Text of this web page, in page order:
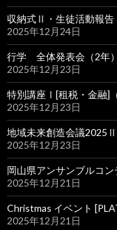
収納式Ⅱ・生徒活動報告
2025年12月24日
行学 全体発表会（2年）
2025年12月23日
特別講座Ⅰ[租税・金融]
2025年12月23日
地域未来創造会議2025Ⅱ
2025年12月23日
岡山県アンサンブルコン
2025年12月21日
Christmas イベント
2025年12月21日